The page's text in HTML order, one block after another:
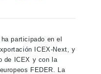
participado en el
ICEX-Next, y
de ICEX y con la
FEDER. La